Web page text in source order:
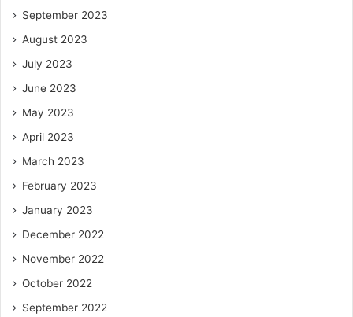
September 2023
August 2023
July 2023
June 2023
May 2023
April 2023
March 2023
February 2023
January 2023
December 2022
November 2022
October 2022
September 2022